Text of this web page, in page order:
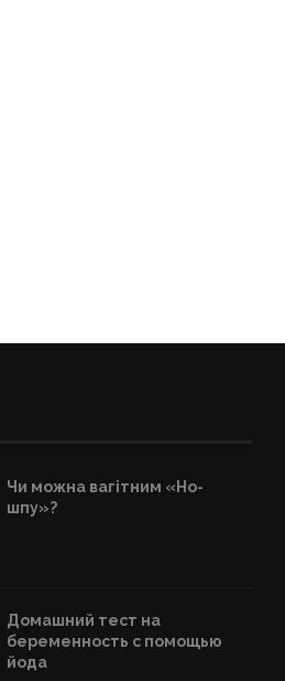
Чи можна вагітним «Но-
шпу»?
Домашний тест на
беременность с помощью
йода